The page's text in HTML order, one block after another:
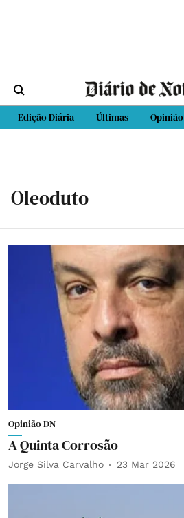
Edição Diária Últimas Opinião
Oleoduto
Opinião DN
A Quinta Corrosão
Jorge Silva Carvalho 23 Mar 2026